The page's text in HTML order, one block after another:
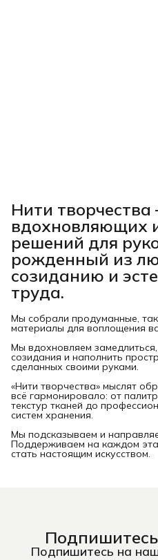
Нити творчества
вдохновляющих
решений для
рожденный из
созиданию и
труда.
Мы собрали продуманные,
материалы для воплощения
Мы вдохновляем
созидания и наполнить
сделанных своими руками.
«Нити творчества» мыслят
всё гармонировало: от
текстур тканей до
систем хранения.
Мы подсказываем и
Поддерживаем на каждом
стать настоящим искусством.
Подпишитесь на